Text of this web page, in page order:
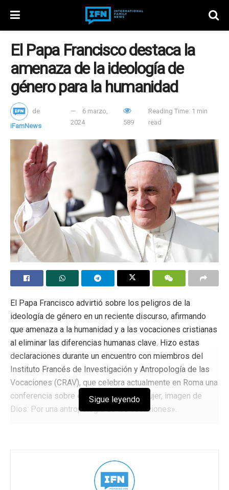
El Papa Francisco destaca la
amenaza de la ideología de
género para la humanidad
de
iFamNews
6 marzo,
2024
589
Reading Time: 1 min
read
El Papa Francisco advirtió sobre los peligros de la
ideología de género en un reciente discurso, afirmando
que amenaza a la humanidad y a las vocaciones cristianas
al eliminar las diferencias humanas clave. Hizo estas
declaraciones durante un encuentro con miembros del
Instituto Francés de Investigación y Antropología de las
Vocaciones (CRAV), que celebra actualmente en Roma una
conferencia sobre el tema «Hombre, mujer, imagen de
Dios: Por una antropología de las vocaciones».
los derechos de los transexuales, como una importante
amenaza contemporánea. Argumentó que estos
Sigue leyendo